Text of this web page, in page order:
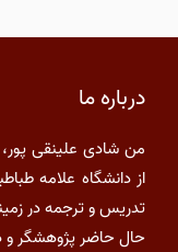
درباره ما
من شادی علینقی پور،
تدریس و ترجمه در
حال حاضر پژوهشگر